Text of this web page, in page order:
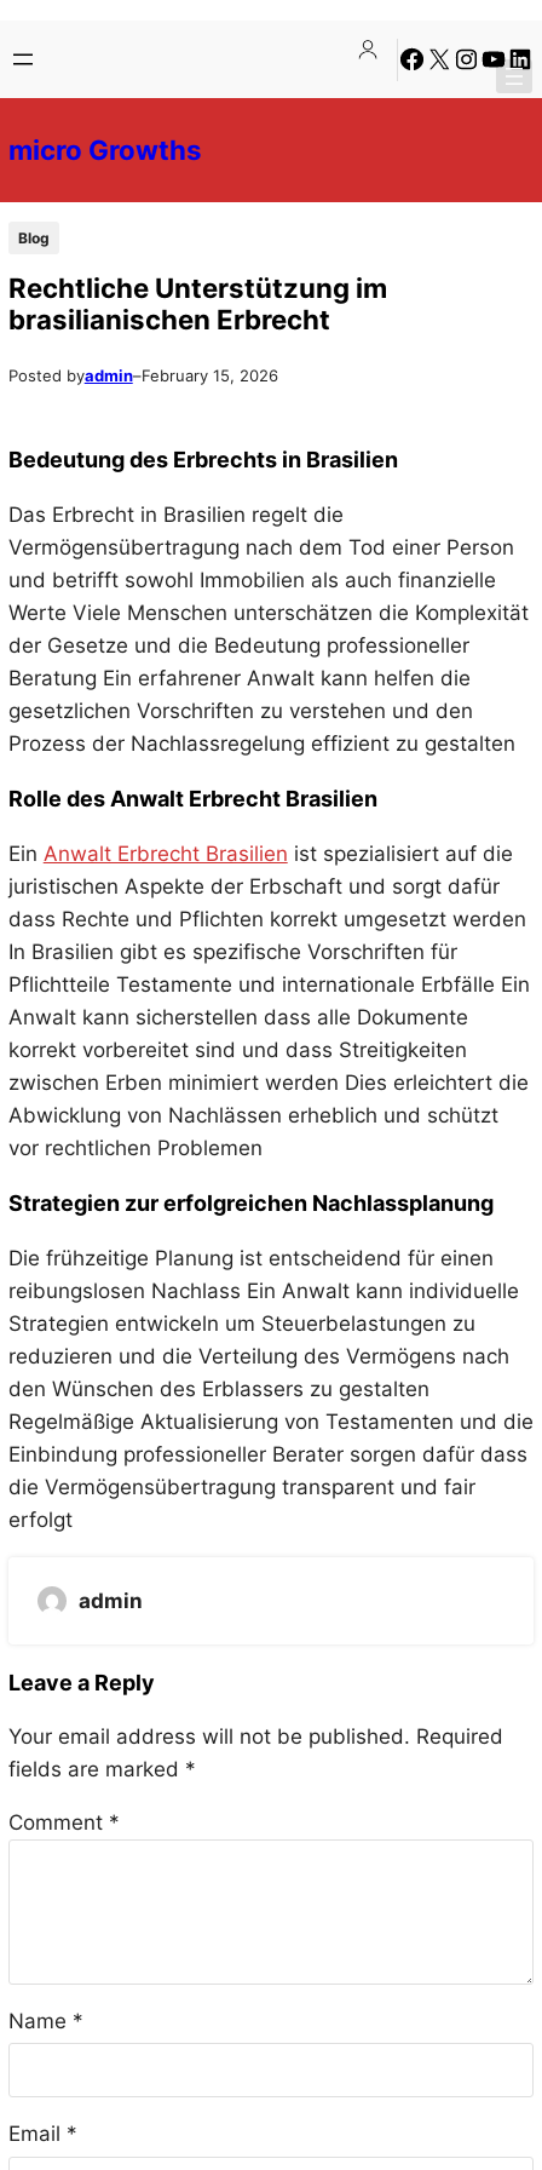
to
content
to
content
Facebook
X Instagram
micro Growths
Blog
Rechtliche Unterstützung im
brasilianischen Erbrecht
Posted byadmin–February 15, 2026
Bedeutung des Erbrechts in Brasilien
Das Erbrecht in Brasilien regelt die
Vermögensübertragung nach dem Tod einer Person
und betrifft sowohl Immobilien als auch finanzielle
Werte Viele Menschen unterschätzen die Komplexität
der Gesetze und die Bedeutung professioneller
Beratung Ein erfahrener Anwalt kann helfen die
gesetzlichen Vorschriften zu verstehen und den
Prozess der Nachlassregelung effizient zu gestalten
Rolle des Anwalt Erbrecht Brasilien
Ein Anwalt Erbrecht Brasilien ist spezialisiert auf die
juristischen Aspekte der Erbschaft und sorgt dafür
dass Rechte und Pflichten korrekt umgesetzt werden
In Brasilien gibt es spezifische Vorschriften für
Pflichtteile Testamente und internationale Erbfälle Ein
Anwalt kann sicherstellen dass alle Dokumente
korrekt vorbereitet sind und dass Streitigkeiten
zwischen Erben minimiert werden Dies erleichtert die
Abwicklung von Nachlässen erheblich und schützt
vor rechtlichen Problemen
Strategien zur erfolgreichen Nachlassplanung
Die frühzeitige Planung ist entscheidend für einen
reibungslosen Nachlass Ein Anwalt kann individuelle
Strategien entwickeln um Steuerbelastungen zu
reduzieren und die Verteilung des Vermögens nach
den Wünschen des Erblassers zu gestalten
Regelmäßige Aktualisierung von Testamenten und die
Einbindung professioneller Berater sorgen dafür dass
die Vermögensübertragung transparent und fair
erfolgt
admin
Leave a Reply
Your email address will not be published. Required
fields are marked *
Comment *
Name *
Email *